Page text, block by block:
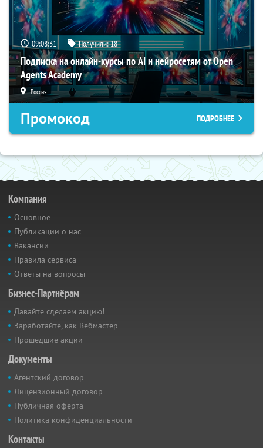
09:08:30 Получили:18
Подписка на онлайн-курсы по AI и нейросетям от Open
Agents Academy
Россия
Промокод ПОДРОБНЕЕ
Компания
Основное
Публикации о нас
Вакансии
Правила сервиса
Ответы на вопросы
Бизнес-Партнёрам
Давайте сделаем акцию!
Заработайте, как Вебмастер
Прошедшие акции
Документы
Агентский договор
Лицензионный договор
Публичная оферта
Политика конфиденциальности
Контакты